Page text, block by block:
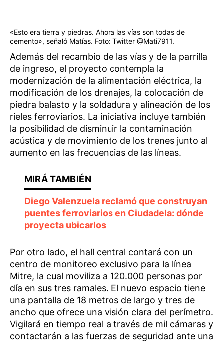
«Esto era tierra y piedras. Ahora las vías son todas de
cemento», señaló Matías. Foto: Twitter @Mati7911.
Además del recambio de las vías y de la parrilla
de ingreso, el proyecto contempla la
modernización de la alimentación eléctrica, la
modificación de los drenajes, la colocación de
piedra balasto y la soldadura y alineación de los
rieles ferroviarios. La iniciativa incluye también
la posibilidad de disminuir la contaminación
acústica y de movimiento de los trenes junto al
aumento en las frecuencias de las líneas.
Diego Valenzuela reclamó que construyan
puentes ferroviarios en Ciudadela: dónde
proyecta ubicarlos
Por otro lado, el hall central contará con un
centro de monitoreo exclusivo para la línea
Mitre, la cual moviliza a 120.000 personas por
día en sus tres ramales. El nuevo espacio tiene
una pantalla de 18 metros de largo y tres de
ancho que ofrece una visión clara del perímetro.
Vigilará en tiempo real a través de mil cámaras y
contactarán a las fuerzas de seguridad ante una